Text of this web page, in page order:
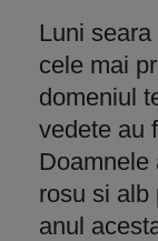
Luni
cele mai
domeniul
vedete au
Doamnele
rosu si alb
anul